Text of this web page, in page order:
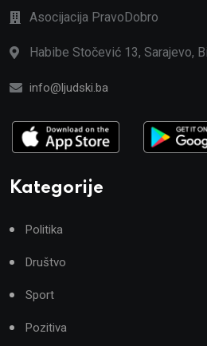
Asocijacija PravoDobro
Habibe Stočević 13, Sarajevo,
info@ljudski.ba
Kategorije
Politika
Društvo
Sport
Pozitiva